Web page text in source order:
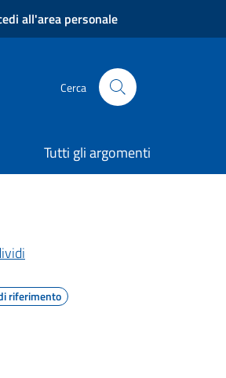
all'area personale
Cerca
Tutti gli argomenti
riferimento